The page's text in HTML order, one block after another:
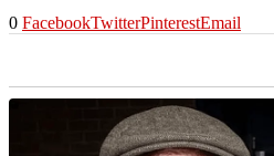
0 FacebookTwitterPinterestEmail